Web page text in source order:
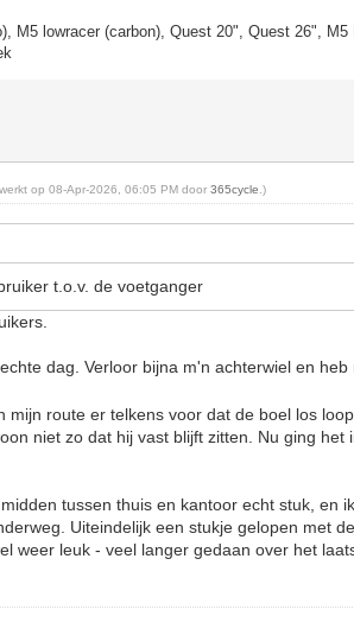
M5 lowracer (carbon), Quest 20", Quest 26",
op 08-Apr-2026, 06:05 PM door365cycle .)
t.o.v. de voetganger
dag. Verloor bijna m'n achterwiel en
mijn route er telkens voor dat de boel los
niet zo dat hij vast blijft zitten. Nu ging het
tussen thuis en kantoor echt stuk, en
Uiteindelijk een stukje gelopen met
weer leuk - veel langer gedaan over het